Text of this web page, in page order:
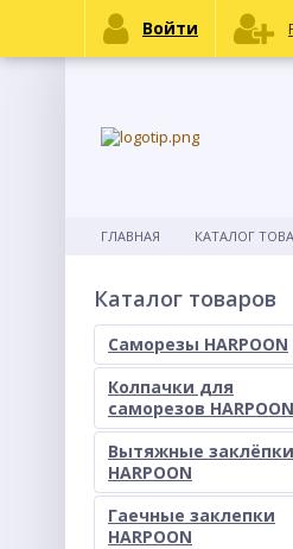
ГЛАВНАЯ КАТАЛОГ
Каталог товаров
Саморезы HARPOON
Колпачки для
саморезов HARPOON
Вытяжные заклёпки
HARPOON
Гаечные заклепки
HARPOON
Войти